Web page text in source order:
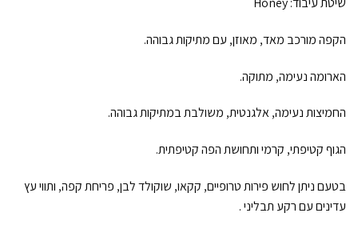
הקפה מורכב מאד, מאוזן, עם מתיקות גבוהה.
הארומה נעימה, מתוקה.
החמיצות נעימה, אלגנטית, משולבת במתיקות גבוהה.
הגוף קטיפתי, קרמי ותחושת הפה קטיפתית.
בטעם ניתן לחוש פירות טרופיים, קקאו, שוקולד לבן, פריחת קפה, ותווי עץ
עדינים עם רקע תבליני .